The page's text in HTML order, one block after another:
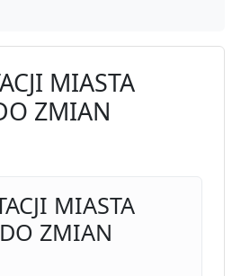
MIASTA
ZMIAN
MIASTA
ZMIAN